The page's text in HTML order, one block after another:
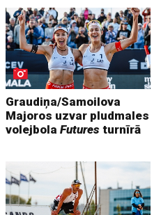
Graudiņa/Samoilova
Majoros uzvar pludmales
volejbolaFutures turnīrā